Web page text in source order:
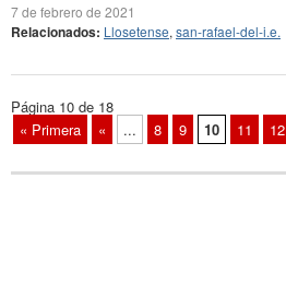
7 de febrero de 2021
Relacionados: Llosetense, san-rafael-del-i.e.
Página 10 de 18
« Primera
« ... 8 9 10 11 12